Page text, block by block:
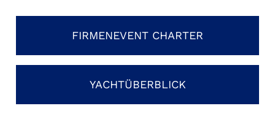
FIRMENEVENT CHARTER
YACHTÜBERBLICK